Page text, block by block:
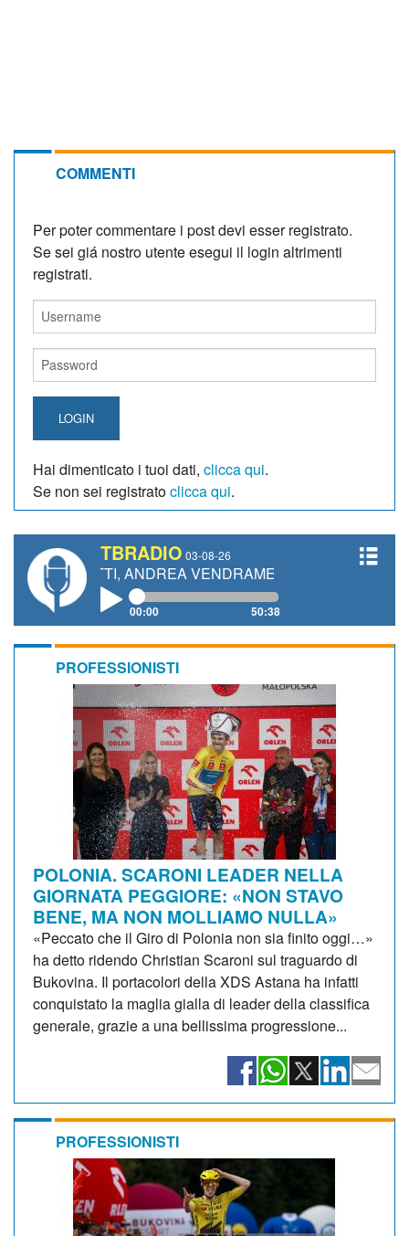
COMMENTI
Per poter commentare i post devi esser registrato.
Se sei giá nostro utente esegui il login altrimenti
registrati.
LOGIN
Hai dimenticato i tuoi dati, clicca qui.
Se non sei registratoclicca qui.
TBRADIO 03-08-26
ANDREA VENDRAME, FILIPPO FIORELLI
00:00 50:38
PROFESSIONISTI
POLONIA. SCARONI LEADER NELLA
GIORNATA PEGGIORE: «NON STAVO
BENE, MA NON MOLLIAMO NULLA»
«Peccato che il Giro di Polonia non sia finito oggi…»
ha detto ridendo Christian Scaroni sul traguardo di
Bukovina. Il portacolori della XDS Astana ha infatti
conquistato la maglia gialla di leader della classifica
generale, grazie a una bellissima progressione...
PROFESSIONISTI